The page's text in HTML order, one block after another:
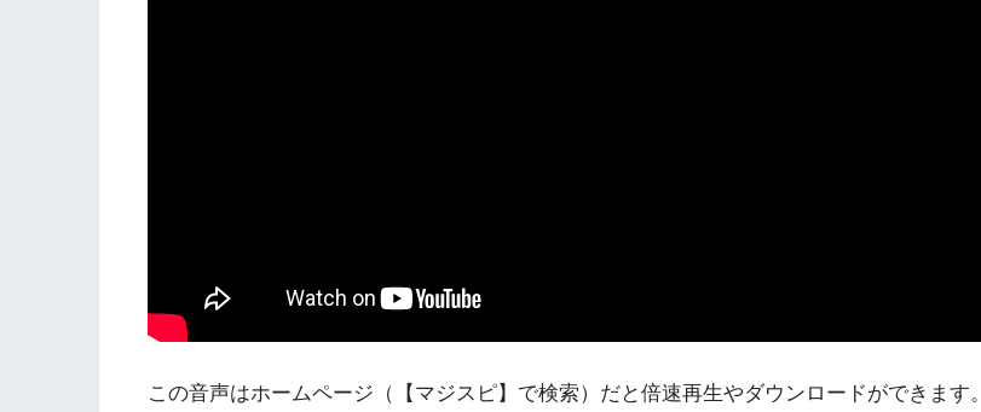
この音声はホームページ（【マジスピ】で検索）だと倍速再生やダウンロードができます。